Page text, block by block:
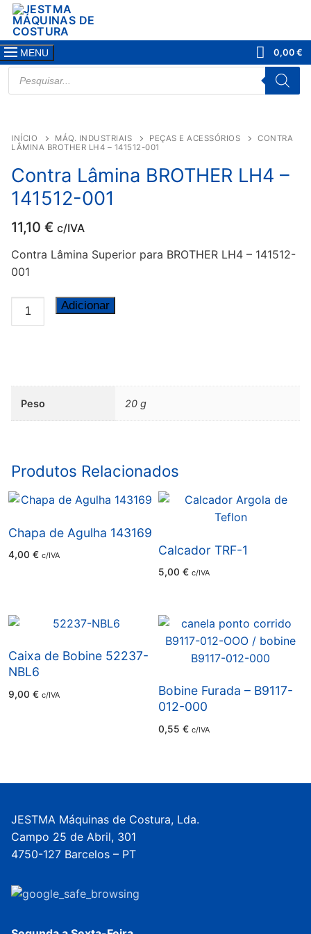
Saltar
para
conteúdo
MENU 0,00€
PRODUCTS
SEARCH
INÍCIO MÁQ. INDUSTRIAIS PEÇAS E ACESSÓRIOS
CONTRA
LÂMINA BROTHER LH4 – 141512-001
Contra Lâmina BROTHER LH4 –
141512-001
11,10 € c/IVA
Contra Lâmina Superior para BROTHER LH4 – 141512-
001
Quantidade
de
Adicionar
Peso 20 g
Produtos Relacionados
Chapa de Agulha 143169
4,00 € c/IVA Calcador TRF-1
5,00 € c/IVA
Caixa de Bobine 52237-
NBL6
9,00 € c/IVA
Bobine Furada – B9117-
012-000
0,55 € c/IVA
JESTMA Máquinas de Costura, Lda.
Campo 25 de Abril, 301
4750-127 Barcelos – PT